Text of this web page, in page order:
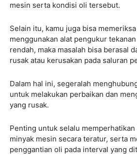
mesin serta kondisi oli tersebut.
Selain itu, kamu juga bisa
menggunakan alat pengukur
rendah, maka masalah bisa berasal
rusak atau kerusakan pada saluran
Dalam hal ini, segeralah
untuk melakukan perbaikan dan
yang rusak.
Penting untuk selalu
minyak mesin secara teratur, serta
penggantian oli pada interval yang